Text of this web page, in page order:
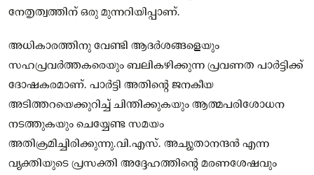
നേതൃത്വത്തിന് ഒരു മുന്നറിയിപ്പാണ്.
അധികാരത്തിനു വേണ്ടി ആദർശങ്ങളെയും
സഹപ്രവർത്തകരെയും ബലികഴിക്കുന്ന പ്രവണത പാർട്ടിക്ക്
ദോഷകരമാണ്. പാർട്ടി അതിന്റെ ജനകീയ
അടിത്തറയെക്കുറിച്ച് ചിന്തിക്കുകയും ആത്മപരിശോധന
നടത്തുകയും ചെയ്യേണ്ട സമയം
അതിക്രമിച്ചിരിക്കുന്നു.വി.എസ്. അച്യുതാനന്ദൻ എന്ന
വ്യക്തിയുടെ പ്രസക്തി അദ്ദേഹത്തിന്റെ മരണശേഷവും